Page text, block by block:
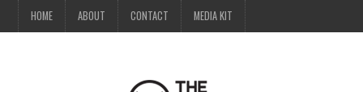
HOME ABOUT CONTACT MEDIA KIT